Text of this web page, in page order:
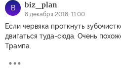
B biz_plan
8 декабря 2018, 11:00
Если червяка проткнуть
двигаться туда-сюда. Очень
Трампа.